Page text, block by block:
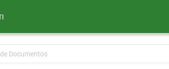
Documentos